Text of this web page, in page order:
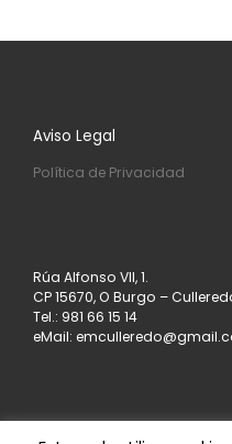
Aviso Legal
Política de Privacidad
Rúa Alfonso VII, 1.
CP 15670, O Burgo –
Tel.: 981 66 15 14
eMail: